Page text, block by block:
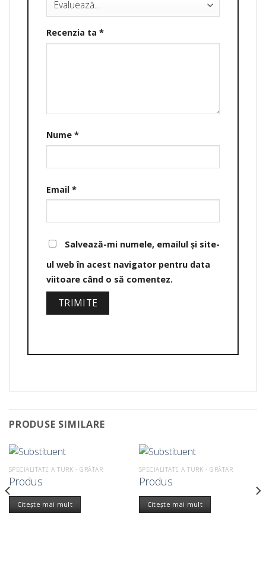
Recenzia ta *
Nume *
Email *
Salvează-mi numele, emailul și site-
ul web în acest navigator pentru data
viitoare când o să comentez.
PRODUSE SIMILARE
SPECIALITATE A TURK - GRĂTAR
Produs
Citește mai mult
SPECIALITATE A TURK - GRĂTAR
Produs
Citește mai mult